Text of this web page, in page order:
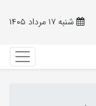
شنبه ۱۷ مرداد ۱۴۰۵